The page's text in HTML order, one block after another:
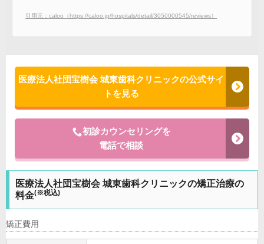
引用元：caloo（https://caloo.jp/hospitals/detail/3050000545/reviews）
医療法人社団宝樹会 城東歯科クリニックの公式サイ
トを見る
初診カウンセリングを
電話で相談
医療法人社団宝樹会 城東歯科クリニックの矯正治療の
料金(※税込)
矯正費用